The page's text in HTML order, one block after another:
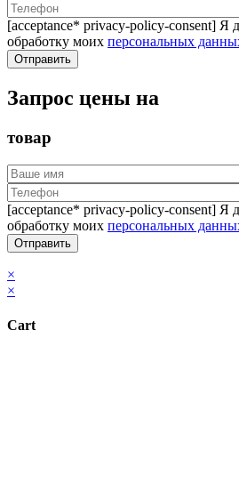
[acceptance* privacy-policy-consent] Я
обработку моих персональных
Запрос цены на
товар
[acceptance* privacy-policy-consent] Я
обработку моих персональных
×
×
Cart